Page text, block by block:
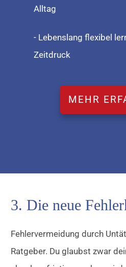
Alltag
- Lebenslang flexibel
Zeitdruck
MEHR
3. Die neue
Fehlervermeidung durch
Ratgeber. Du glaubst zwar